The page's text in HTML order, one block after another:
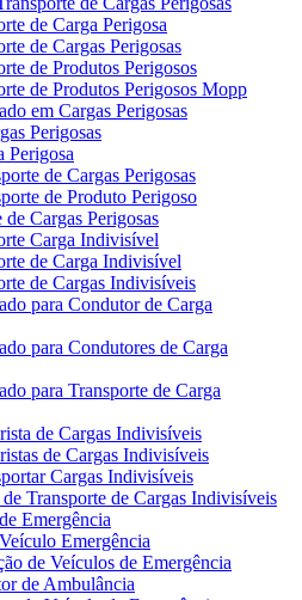
de Carga Perigosa
de Cargas Perigosas
de Produtos Perigosos
de Produtos Perigosos Mopp
em Cargas Perigosas
Perigosas
Perigosa
de Cargas Perigosas
de Produto Perigoso
Cargas Perigosas
Carga Indivisível
de Carga Indivisível
de Cargas Indivisíveis
para Condutor de Carga
para Condutores de Carga
para Transporte de Carga
de Cargas Indivisíveis
de Cargas Indivisíveis
Cargas Indivisíveis
Transporte de Cargas Indivisíveis
Emergência
Emergência
de Veículos de Emergência
de Ambulância